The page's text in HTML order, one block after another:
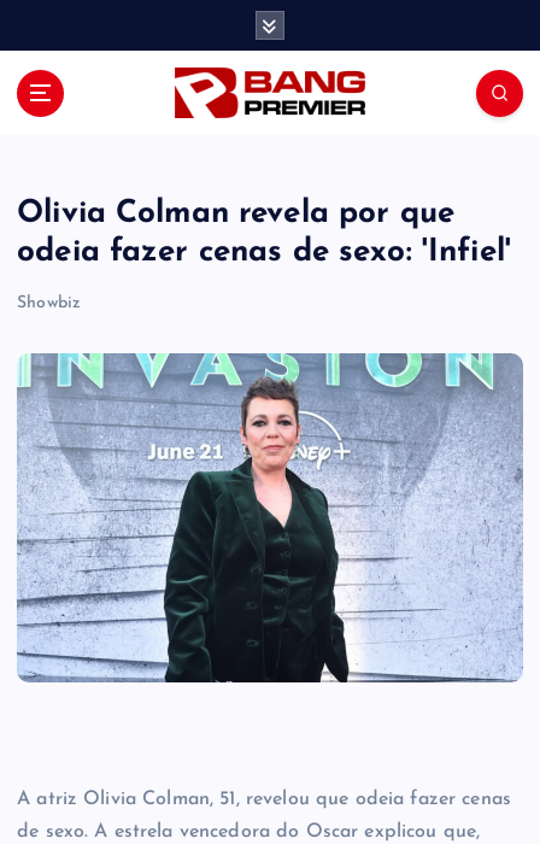
Olivia Colman revela por que
odeia fazer cenas de sexo: 'Infiel'
Showbiz
A atriz Olivia Colman, 51, revelou que odeia fazer cenas
de sexo. A estrela vencedora do Oscar explicou que,